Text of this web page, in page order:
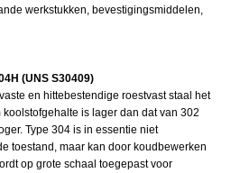
werkstukken, bevestigingsmiddelen,
(UNS S30409)
en hittebestendige roestvast staal het
is lager dan dat van 302
Type 304 is in essentie niet
toestand, maar kan door koudbewerken
op grote schaal toegepast voor